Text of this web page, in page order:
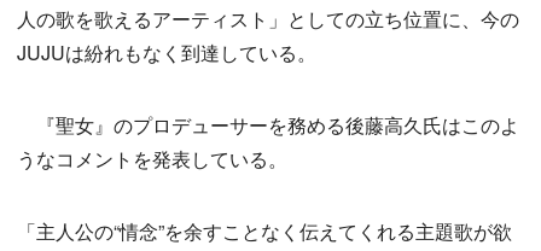
人の歌を歌えるアーティスト」としての立ち位置に、今の
JUJUは紛れもなく到達している。
『聖女』のプロデューサーを務める後藤高久氏はこのよ
うなコメントを発表している。
「主人公の“情念”を余すことなく伝えてくれる主題歌が欲